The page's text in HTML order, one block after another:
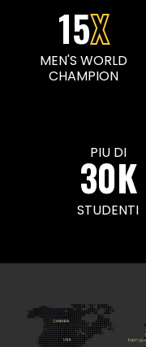
15X
MEN'S WORLD
CHAMPION
PIU DI
30K
STUDENTI